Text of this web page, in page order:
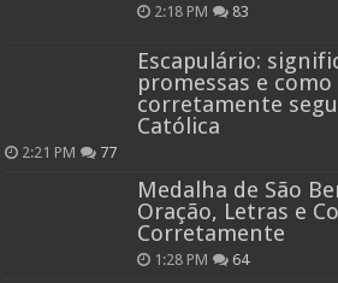
2:18 PM 83
Escapulário:
promessas e como
corretamente
Católica
2:21 PM 77
Medalha de São
Oração, Letras e
Corretamente
1:28 PM 64